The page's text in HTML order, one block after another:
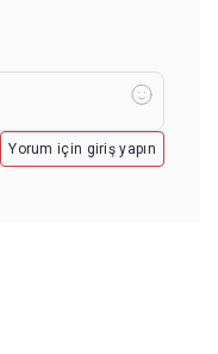
Yorum için giriş yapın